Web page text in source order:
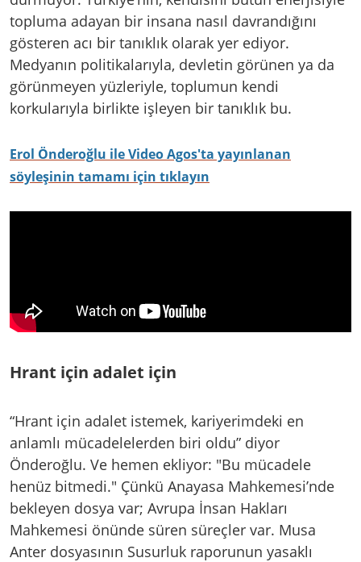
topluma adayan bir insana nasıl davrandığını
gösteren acı bir tanıklık olarak yer ediyor.
Medyanın politikalarıyla, devletin görünen ya da
görünmeyen yüzleriyle, toplumun kendi
korkularıyla birlikte işleyen bir tanıklık bu.
Erol Önderoğlu ile Video Agos'ta yayınlanan
söyleşinin tamamı için tıklayın
Hrant için adalet için
“Hrant için adalet istemek, kariyerimdeki en
anlamlı mücadelelerden biri oldu” diyor
Önderoğlu. Ve hemen ekliyor: "Bu mücadele
henüz bitmedi." Çünkü Anayasa Mahkemesi’nde
bekleyen dosya var; Avrupa İnsan Hakları
Mahkemesi önünde süren süreçler var. Musa
Anter dosyasının Susurluk raporunun yasaklı